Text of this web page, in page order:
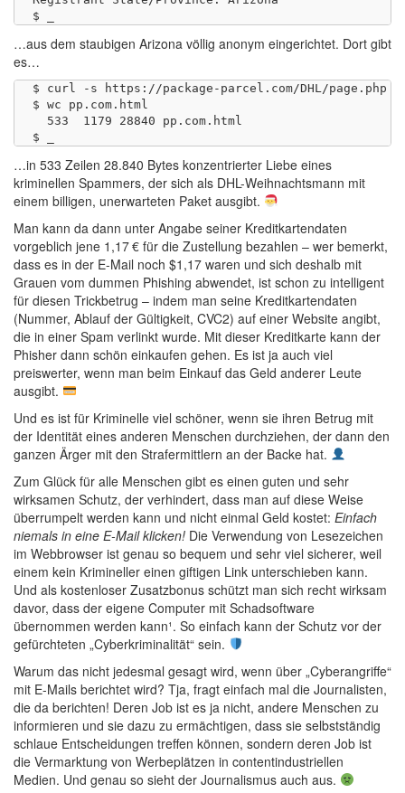
…aus dem staubigen Arizona völlig anonym eingerichtet. Dort gibt
es…
$ curl -s https://package-parcel.com/DHL/page.php
$ wc pp.com.html
  533  1179 28840 pp.com.html
…in 533 Zeilen 28.840 Bytes konzentrierter Liebe eines
kriminellen Spammers, der sich als DHL-Weihnachtsmann mit
einem billigen, unerwarteten Paket ausgibt.
Man kann da dann unter Angabe seiner Kreditkartendaten
vorgeblich jene 1,17 € für die Zustellung bezahlen – wer bemerkt,
dass es in der E-Mail noch $1,17 waren und sich deshalb mit
Grauen vom dummen Phishing abwendet, ist schon zu intelligent
für diesen Trickbetrug – indem man seine Kreditkartendaten
(Nummer, Ablauf der Gültigkeit, CVC2) auf einer Website angibt,
die in einer Spam verlinkt wurde. Mit dieser Kreditkarte kann der
Phisher dann schön einkaufen gehen. Es ist ja auch viel
preiswerter, wenn man beim Einkauf das Geld anderer Leute
ausgibt.
Und es ist für Kriminelle viel schöner, wenn sie ihren Betrug mit
der Identität eines anderen Menschen durchziehen, der dann den
ganzen Ärger mit den Strafermittlern an der Backe hat.
Zum Glück für alle Menschen gibt es einen guten und sehr
wirksamen Schutz, der verhindert, dass man auf diese Weise
überrumpelt werden kann und nicht einmal Geld kostet: Einfach
niemals in eine E-Mail klicken! Die Verwendung von Lesezeichen
im Webbrowser ist genau so bequem und sehr viel sicherer, weil
einem kein Krimineller einen giftigen Link unterschieben kann.
Und als kostenloser Zusatzbonus schützt man sich recht wirksam
davor, dass der eigene Computer mit Schadsoftware
übernommen werden kann¹. So einfach kann der Schutz vor der
gefürchteten „Cyberkriminalität“ sein.
Warum das nicht jedesmal gesagt wird, wenn über „Cyberangriffe“
mit E-Mails berichtet wird? Tja, fragt einfach mal die Journalisten,
die da berichten! Deren Job ist es ja nicht, andere Menschen zu
informieren und sie dazu zu ermächtigen, dass sie selbstständig
schlaue Entscheidungen treffen können, sondern deren Job ist
die Vermarktung von Werbeplätzen in contentindustriellen
Medien. Und genau so sieht der Journalismus auch aus.